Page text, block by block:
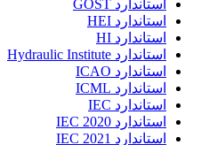
استاندارد GOST
استاندارد HEI
استاندارد HI
استاندارد Hydraulic Institute
استاندارد ICAO
استاندارد ICML
استاندارد IEC
استاندارد IEC 2020
استاندارد IEC 2021